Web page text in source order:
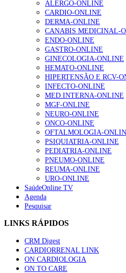
Enfermagem Forense.
gesto conta e cada
202 visualizações
Alguns milhares de
família com nova regras
167 visualizações
Quase quatro em cada
apresentavam níveis
84 visualizações
Trodelvy aprovado para
mama triplo negativo
elegíveis para inibidores
1.º Episódio do
te na Insuficiência
58 visualizações
ALERGO-ONLINE
CARDIO-ONLINE
DERMA-ONLINE
CANABIS MEDICINAL-
ENDO-ONLINE
GASTRO-ONLINE
GINECOLOGIA-ONLINE
HEMATO-ONLINE
HIPERTENSÃO E RCV-
INFECTO-ONLINE
MED.INTERNA-ONLINE
MGF-ONLINE
NEURO-ONLINE
ONCO-ONLINE
OFTALMOLOGIA-
PSIQUIATRIA-ONLINE
PEDIATRIA-ONLINE
PNEUMO-ONLINE
REUMA-ONLINE
URO-ONLINE
SaúdeOnline TV
Agenda
Pesquisar
LINKS RÁPIDOS
CRM Digest
CARDIORRENAL LINK
ON CARDIOLOGIA
ON TO CARE